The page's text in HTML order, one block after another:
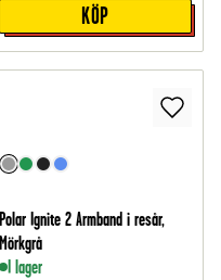
KÖP
Polar Ignite 2 Armband i resår,
Mörkgrå
I lager